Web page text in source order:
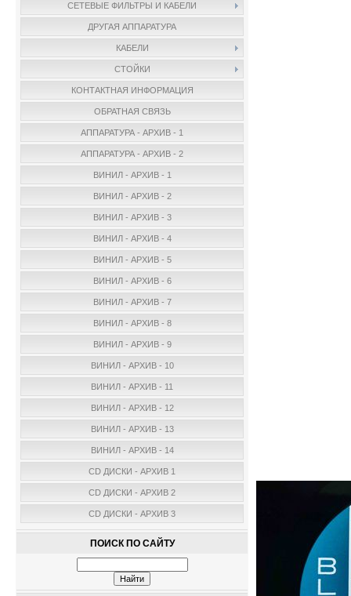
СЕТЕВЫЕ ФИЛЬТРЫ И КАБЕЛИ
ДРУГАЯ АППАРАТУРА
КАБЕЛИ
СТОЙКИ
КОНТАКТНАЯ ИНФОРМАЦИЯ
ОБРАТНАЯ СВЯЗЬ
АППАРАТУРА - АРХИВ - 1
АППАРАТУРА - АРХИВ - 2
ВИНИЛ - АРХИВ - 1
ВИНИЛ - АРХИВ - 2
ВИНИЛ - АРХИВ - 3
ВИНИЛ - АРХИВ - 4
ВИНИЛ - АРХИВ - 5
ВИНИЛ - АРХИВ - 6
ВИНИЛ - АРХИВ - 7
ВИНИЛ - АРХИВ - 8
ВИНИЛ - АРХИВ - 9
ВИНИЛ - АРХИВ - 10
ВИНИЛ - АРХИВ - 11
ВИНИЛ - АРХИВ - 12
ВИНИЛ - АРХИВ - 13
ВИНИЛ - АРХИВ - 14
CD ДИСКИ - АРХИВ 1
CD ДИСКИ - АРХИВ 2
CD ДИСКИ - АРХИВ 3
ПОИСК ПО САЙТУ